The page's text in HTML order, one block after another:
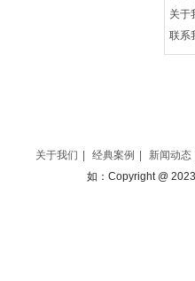
关于
联系
关于我们 经典案例 新闻动态
如：Copyright @ 2023